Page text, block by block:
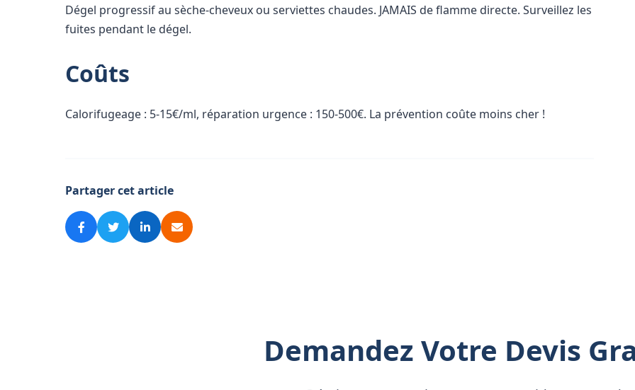
Dégel progressif au sèche-cheveux ou serviettes chaudes. JAMAIS de flamme directe. Surveillez les
fuites pendant le dégel.
Coûts
Calorifugeage : 5-15€/ml, réparation urgence : 150-500€. La prévention coûte moins cher !
Partager cet article
Demandez Votre Devis